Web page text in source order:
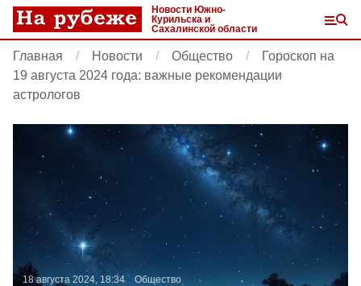
Новости Южно-
Курильска и
Сахалинской области
Главная Новости Общество
Гороскоп на
19 августа 2024 года: важные рекомендации
астрологов
18 августа 2024, 18:34
Общество